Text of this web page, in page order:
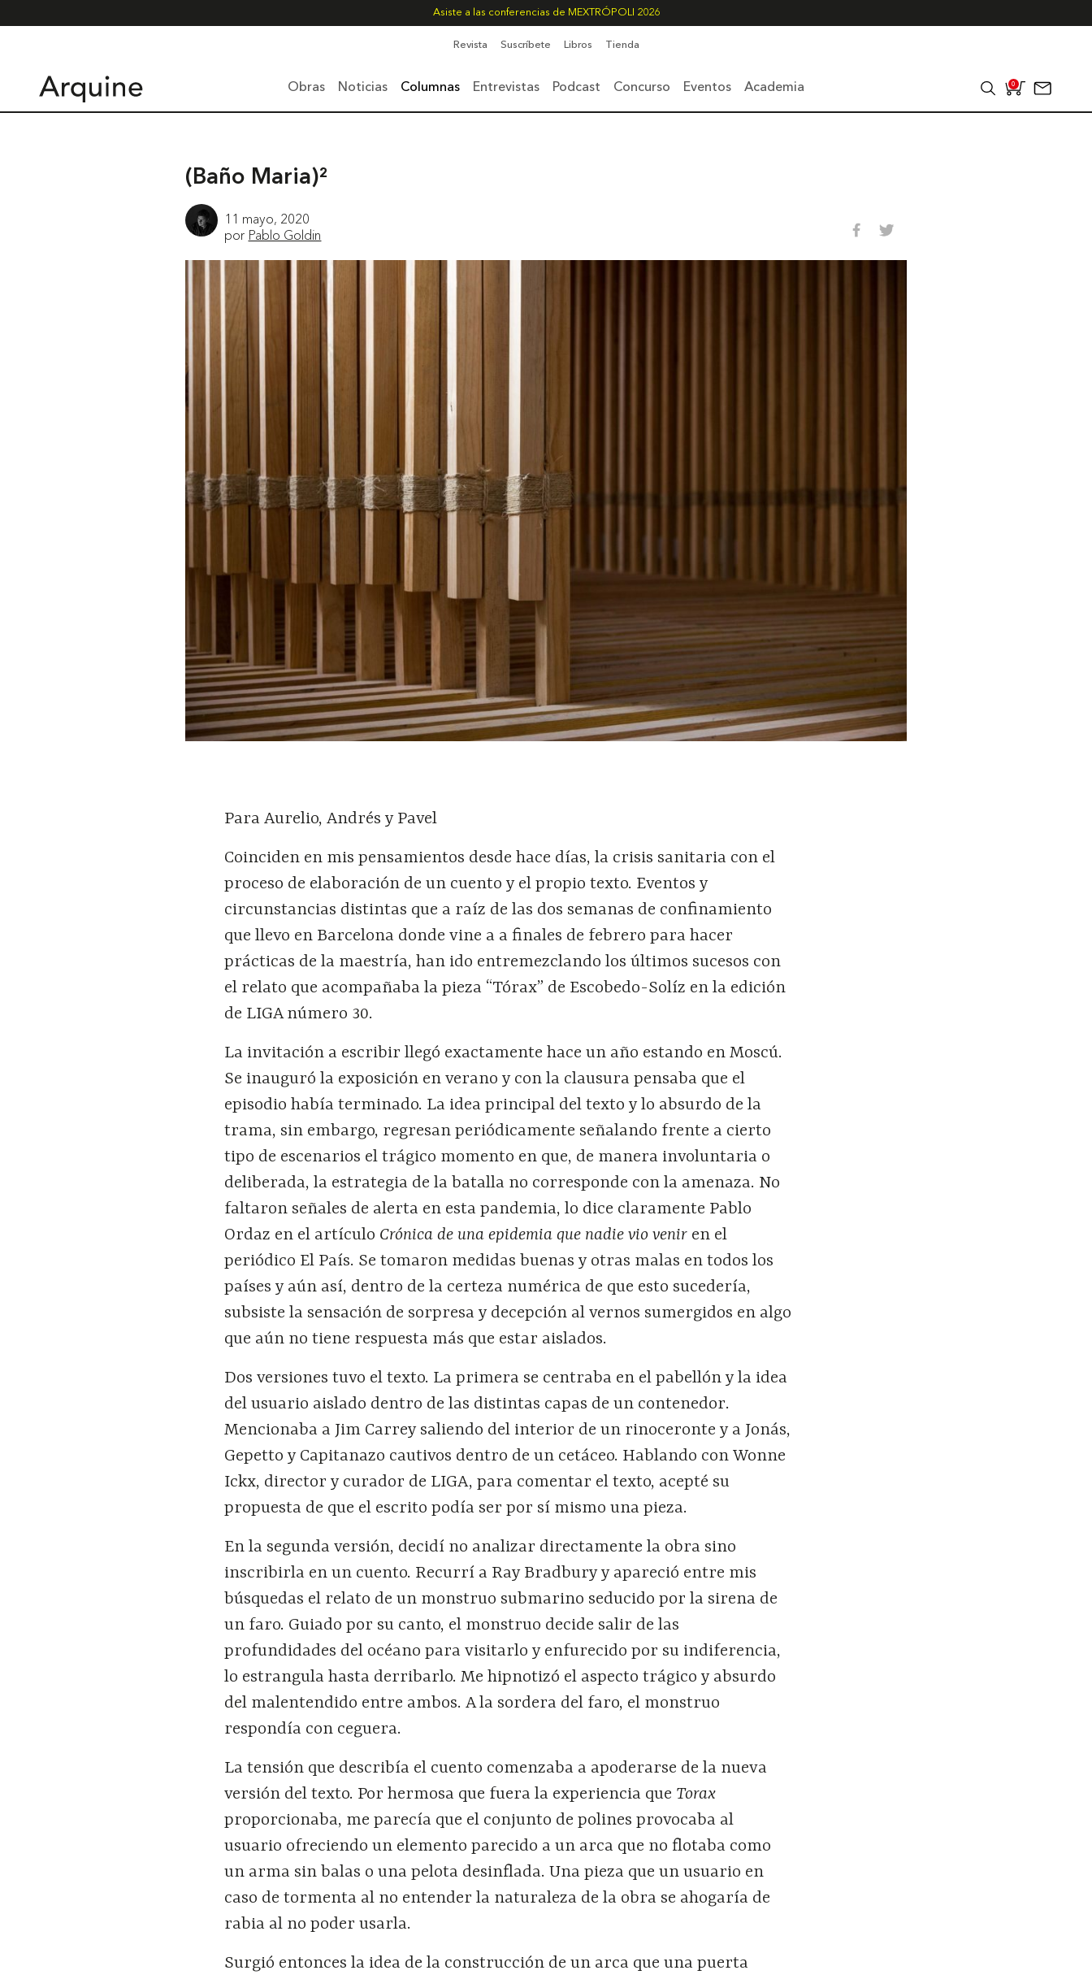
Asiste a las conferencias de MEXTRÓPOLI 2026
Revista Suscríbete Libros Tienda
Obras Noticias Columnas Entrevistas Podcast Concurso Eventos Academia 0
(Baño Maria)²
11 mayo, 2020
por Pablo Goldin
Para Aurelio, Andrés y Pavel
Coinciden en mis pensamientos desde hace días, la crisis sanitaria con el
proceso de elaboración de un cuento y el propio texto. Eventos y
circunstancias distintas que a raíz de las dos semanas de confinamiento
que llevo en Barcelona donde vine a a finales de febrero para hacer
prácticas de la maestría, han ido entremezclando los últimos sucesos con
el relato que acompañaba la pieza “Tórax” de Escobedo-Solíz en la edición
de LIGA número 30.
La invitación a escribir llegó exactamente hace un año estando en Moscú.
Se inauguró la exposición en verano y con la clausura pensaba que el
episodio había terminado. La idea principal del texto y lo absurdo de la
trama, sin embargo, regresan periódicamente señalando frente a cierto
tipo de escenarios el trágico momento en que, de manera involuntaria o
deliberada, la estrategia de la batalla no corresponde con la amenaza. No
faltaron señales de alerta en esta pandemia, lo dice claramente Pablo
Ordaz en el artículo Crónica de una epidemia que nadie vio venir en el
periódico El País. Se tomaron medidas buenas y otras malas en todos los
países y aún así, dentro de la certeza numérica de que esto sucedería,
subsiste la sensación de sorpresa y decepción al vernos sumergidos en algo
que aún no tiene respuesta más que estar aislados.
Dos versiones tuvo el texto. La primera se centraba en el pabellón y la idea
del usuario aislado dentro de las distintas capas de un contenedor.
Mencionaba a Jim Carrey saliendo del interior de un rinoceronte y a Jonás,
Gepetto y Capitanazo cautivos dentro de un cetáceo. Hablando con Wonne
Ickx, director y curador de LIGA, para comentar el texto, acepté su
propuesta de que el escrito podía ser por sí mismo una pieza.
En la segunda versión, decidí no analizar directamente la obra sino
inscribirla en un cuento. Recurrí a Ray Bradbury y apareció entre mis
búsquedas el relato de un monstruo submarino seducido por la sirena de
un faro. Guiado por su canto, el monstruo decide salir de las
profundidades del océano para visitarlo y enfurecido por su indiferencia,
lo estrangula hasta derribarlo. Me hipnotizó el aspecto trágico y absurdo
del malentendido entre ambos. A la sordera del faro, el monstruo
respondía con ceguera.
La tensión que describía el cuento comenzaba a apoderarse de la nueva
versión del texto. Por hermosa que fuera la experiencia que Torax
proporcionaba, me parecía que el conjunto de polines provocaba al
usuario ofreciendo un elemento parecido a un arca que no flotaba como
un arma sin balas o una pelota desinflada. Una pieza que un usuario en
caso de tormenta al no entender la naturaleza de la obra se ahogaría de
rabia al no poder usarla.
Surgió entonces la idea de la construcción de un arca que una puerta